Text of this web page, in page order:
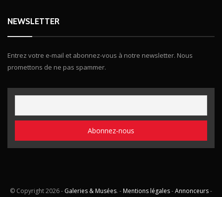
NEWSLETTER
Entrez votre e-mail et abonnez-vous à notre newsletter. Nous
promettons de ne pas spammer.
© Copyright2026 - Galeries & Musées. - Mentions légales-Annonceurs-